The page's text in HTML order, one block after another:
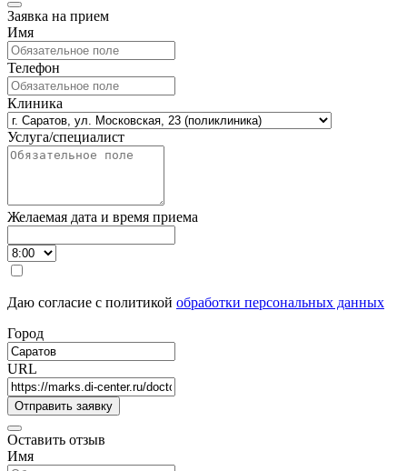
Заявка на прием
Имя
Телефон
Клиника
Услуга/специалист
Желаемая дата и время приема
Даю согласие с политикой обработки персональных данных
Город
URL
Оставить отзыв
Имя